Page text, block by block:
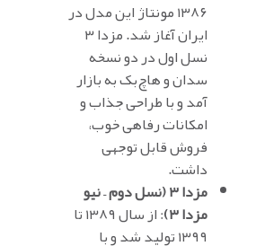
۱۳۸۶ مونتاژ این مدل در
ایران آغاز شد. مزدا ۳
نسل اول در دو نسخه
سدان و هاچ‌بک به بازار
آمد و با طراحی جذاب و
امکانات رفاهی خوب،
فروش قابل توجهی
داشت.
مزدا ۳ (نسل دوم – نیو
مزدا ۳) : از سال ۱۳۸۹ تا
۱۳۹۹ تولید شد و با